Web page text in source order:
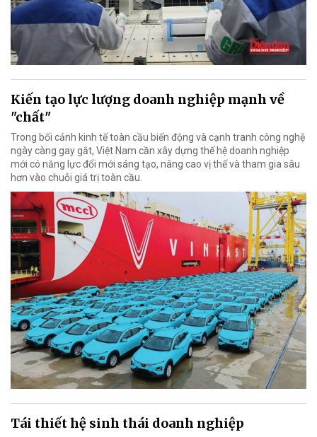
Kiến tạo lực lượng doanh nghiệp mạnh về
"chất"
Trong bối cảnh kinh tế toàn cầu biến động và cạnh tranh công nghệ
ngày càng gay gắt, Việt Nam cần xây dựng thế hệ doanh nghiệp
mới có năng lực đổi mới sáng tạo, nâng cao vị thế và tham gia sâu
hơn vào chuỗi giá trị toàn cầu.
Tái thiết hệ sinh thái doanh nghiệp